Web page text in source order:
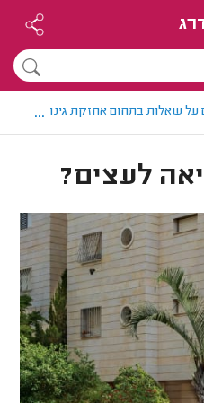
על שאלות בתחום אחזקת גינות >...
לעצים?